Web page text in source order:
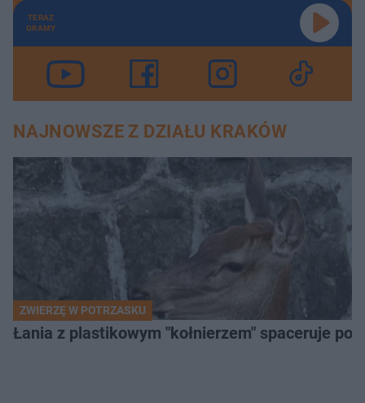
TERAZ
GRAMY
NAJNOWSZE Z DZIAŁU KRAKÓW
ZWIERZĘ W POTRZASKU
Łania z plastikowym "kołnierzem" spaceruje po